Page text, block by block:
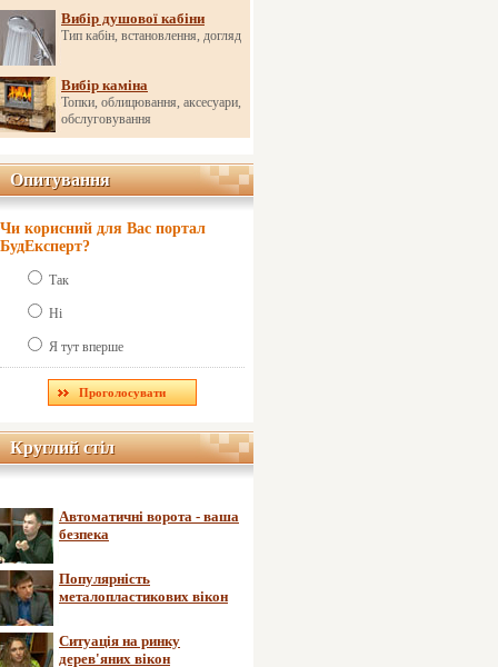
Вибір душової кабіни
Тип кабін, встановлення, догляд
Вибір каміна
Топки, облицювання, аксесуари,
обслуговування
Опитування
Опитування
Чи корисний для Вас портал
БудЕксперт?
Так
Ні
Я тут вперше
Круглий стіл
Круглий стіл
Автоматичні ворота - ваша
безпека
Популярність
металопластикових вікон
Ситуація на ринку
дерев'яних вікон